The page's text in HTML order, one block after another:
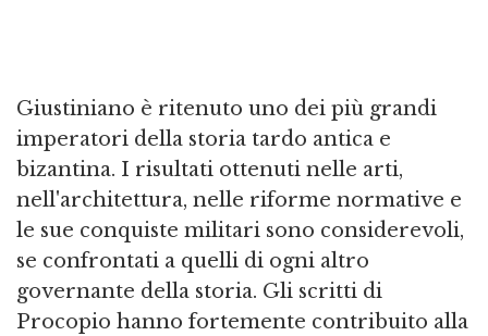
Giustiniano è ritenuto uno dei più grandi
imperatori della storia tardo antica e
bizantina. I risultati ottenuti nelle arti,
nell'architettura, nelle riforme normative e
le sue conquiste militari sono considerevoli,
se confrontati a quelli di ogni altro
governante della storia. Gli scritti di
Procopio hanno fortemente contribuito alla